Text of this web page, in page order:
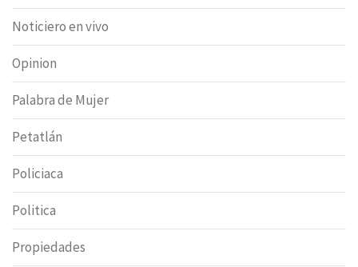
Noticiero en vivo
Opinion
Palabra de Mujer
Petatlán
Policiaca
Politica
Propiedades